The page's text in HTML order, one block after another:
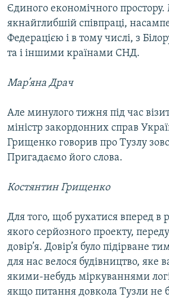
Єдиного економічного простору.
якнайглибшій співпраці,
Федерацією і в тому числі, з
та і іншими країнами СНД.
Мар’яна Драч
Але минулого тижня під час
міністр закордонних справ
Грищенко говорив про Тузлу
Пригадаємо його слова.
Костянтин Грищенко
Для того, щоб рухатися вперед в
якого серйозного проекту,
довір’я. Довір’я було підірване
для нас велося будівництво, яке
якими-небудь міркуваннями
якщо питання довкола Тузли не